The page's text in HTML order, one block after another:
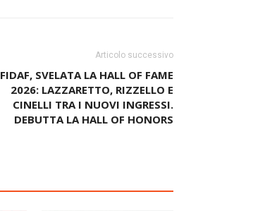
Articolo successivo
FIDAF, SVELATA LA HALL OF FAME
2026: LAZZARETTO, RIZZELLO E
CINELLI TRA I NUOVI INGRESSI.
DEBUTTA LA HALL OF HONORS